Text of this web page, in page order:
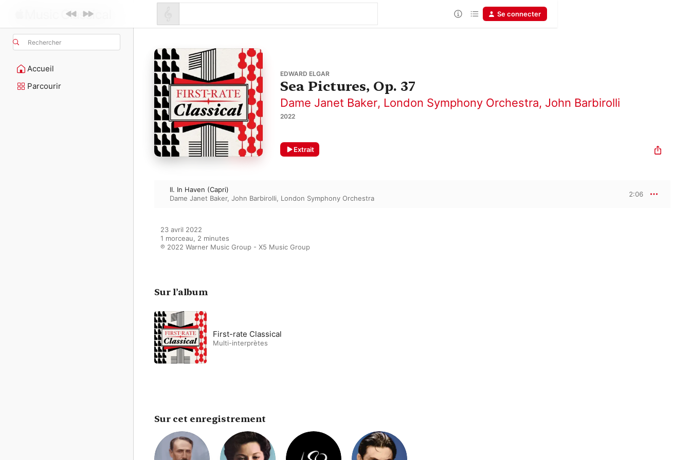
Rechercher
Accueil
Parcourir
Se connecter
EDWARD ELGAR
Sea Pictures, Op. 37
Dame Janet Baker, London Symphony Orchestra, John Barbirolli
2022
Extrait
II. In Haven (Capri)
Dame Janet Baker, John Barbirolli, London Symphony Orchestra
2:06
23 avril 2022
1 morceau, 2 minutes
℗ 2022 Warner Music Group - X5 Music Group
Sur l’album
First-rate Classical
Multi-interprètes
Sur cet enregistrement